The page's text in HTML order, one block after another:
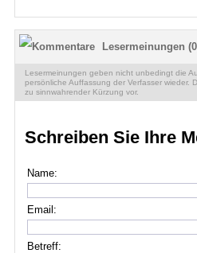
Lesermeinungen
Lesermeinungen geben nicht unbedingt die
persönliche Auffassung der Verfasser wieder.
zu sinnwahrender Kürzung vor.
Schreiben Sie Ihre
Name:
Email:
Betreff: